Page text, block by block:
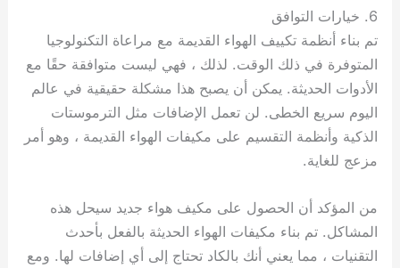
6. خيارات التوافق
تم بناء أنظمة تكييف الهواء القديمة مع مراعاة التكنولوجيا
المتوفرة في ذلك الوقت. لذلك ، فهي ليست متوافقة حقًا مع
الأدوات الحديثة. يمكن أن يصبح هذا مشكلة حقيقية في عالم
اليوم سريع الخطى. لن تعمل الإضافات مثل الترموستات
الذكية وأنظمة التقسيم على مكيفات الهواء القديمة ، وهو أمر
مزعج للغاية.
من المؤكد أن الحصول على مكيف هواء جديد سيحل هذه
المشاكل. تم بناء مكيفات الهواء الحديثة بالفعل بأحدث
التقنيات ، مما يعني أنك بالكاد تحتاج إلى أي إضافات لها. ومع